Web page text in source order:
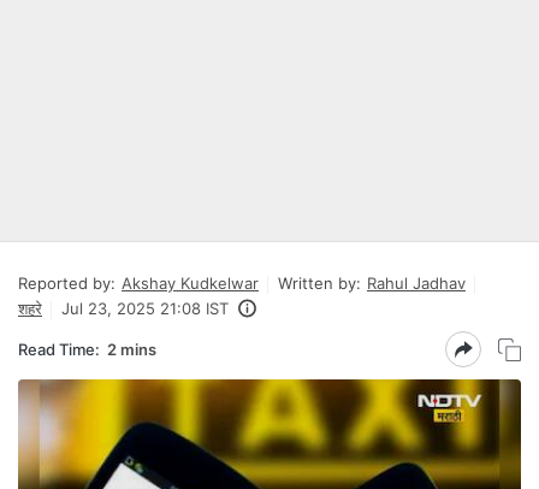
Reported by: Akshay Kudkelwar Written by: Rahul Jadhav
शहरे
Jul 23, 2025 21:08 IST
Read Time: 2 mins